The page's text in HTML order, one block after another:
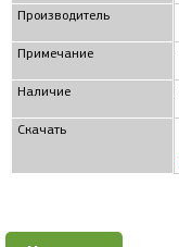
Производитель
Примечание
Наличие
Скачать